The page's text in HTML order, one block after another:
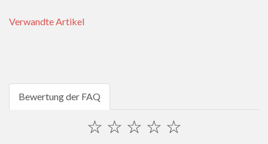
Verwandte Artikel
Bewertung der FAQ
☆
☆
☆
☆
☆